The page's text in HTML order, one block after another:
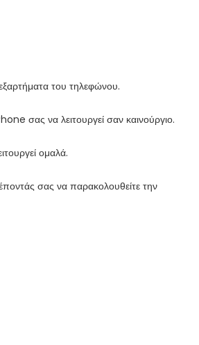
του τηλεφώνου.
σας να λειτουργεί σαν καινούργιο.
ομαλά.
σας να παρακολουθείτε την